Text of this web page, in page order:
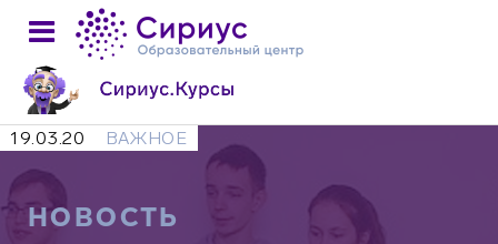
19.03.20 ВАЖНОЕ
НОВОСТЬ